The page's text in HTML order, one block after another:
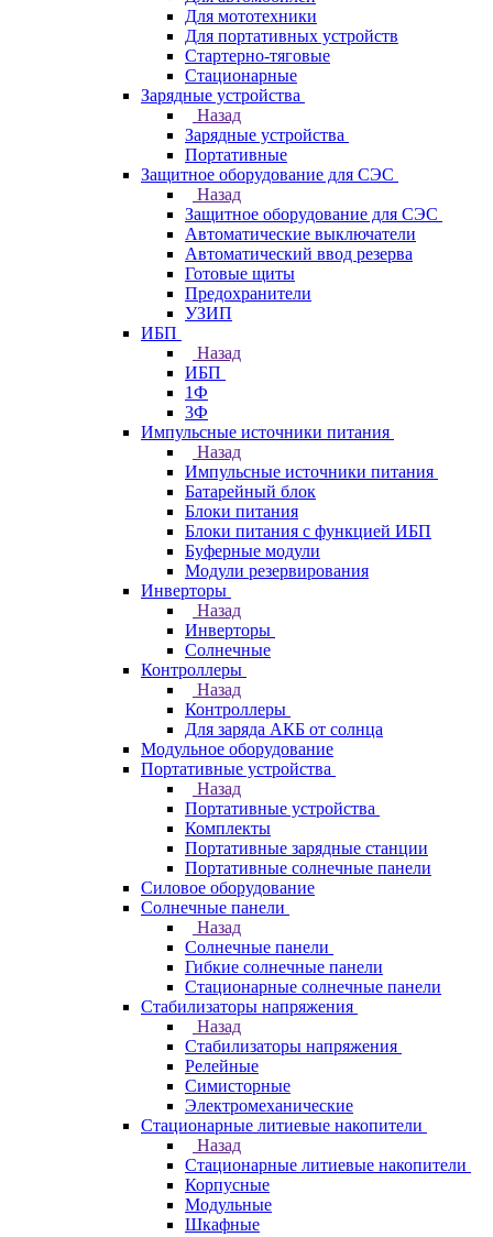
Для мототехники
Для портативных устройств
Стартерно-тяговые
Стационарные
Зарядные устройства
Назад
Зарядные устройства
Портативные
Защитное оборудование для СЭС
Назад
Защитное оборудование для СЭС
Автоматические выключатели
Автоматический ввод резерва
Готовые щиты
Предохранители
УЗИП
ИБП
Назад
ИБП
1Ф
3Ф
Импульсные источники питания
Назад
Импульсные источники питания
Батарейный блок
Блоки питания
Блоки питания с функцией ИБП
Буферные модули
Модули резервирования
Инверторы
Назад
Инверторы
Солнечные
Контроллеры
Назад
Контроллеры
Для заряда АКБ от солнца
Модульное оборудование
Портативные устройства
Назад
Портативные устройства
Комплекты
Портативные зарядные станции
Портативные солнечные панели
Силовое оборудование
Солнечные панели
Назад
Солнечные панели
Гибкие солнечные панели
Стационарные солнечные панели
Стабилизаторы напряжения
Назад
Стабилизаторы напряжения
Релейные
Симисторные
Электромеханические
Стационарные литиевые накопители
Назад
Стационарные литиевые накопители
Корпусные
Модульные
Шкафные